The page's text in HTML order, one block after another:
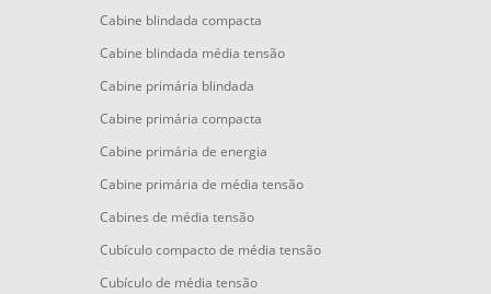
Cabine blindada compacta
Cabine blindada média tensão
Cabine primária blindada
Cabine primária compacta
Cabine primária de energia
Cabine primária de média tensão
Cabines de média tensão
Cubículo compacto de média tensão
Cubículo de média tensão